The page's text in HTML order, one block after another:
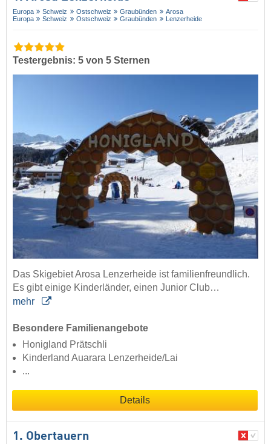
Europa Schweiz Ostschweiz Graubünden
Arosa
Europa
Schweiz Ostschweiz Graubünden Lenzerheide
Testergebnis: 5 von 5 Sternen
Das Skigebiet Arosa Lenzerheide ist familienfreundlich.
Es gibt einige Kinderländer, einen Junior Club…
mehr
Besondere Familienangebote
Honigland Prätschli
Kinderland Auarara Lenzerheide/Lai
...
Details
1. Obertauern